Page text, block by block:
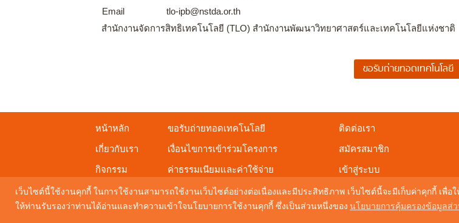
เว็บไซต์นี้ใช้งานคุกกี้ ในการใช้งานสามารถใช้งานเว็บไซต์อย่างต่อเนื่องและมีประสิทธิภาพ เว็บไซต์นี้จะมีเก็บค่าคุกกี้ เพื่
ให้ท่านรับรองว่าท่านได้อ่านและทำความเข้าใจนโยบายการใช้งานคุกกี้ ซึ่งเป็นส่วนหนึ่งของ นโยบายการคุ้มครองข้อมูลส่
Email
tlo-ipb@nstda.or.th
สำนักงานจัดการสิทธิเทคโนโลยี (TLO) สำนักงานพัฒนาวิทยาศาสตร์และเทคโนโลยีแห่งชาติ
หน้าหลัก
เกี่ยวกับเรา
กิจกรรม
ขอรับถ่ายทอดเทคโนโลยี
เงื่อนไขการเข้าร่วมโครงการ
ค่าธรรมเนียมและค่าใช้จ่าย
ดาวน์โหลดเอกสารเผยแพร่
ติดต่อเรา
สมัครสมาชิก
เข้าสู่ระบบ